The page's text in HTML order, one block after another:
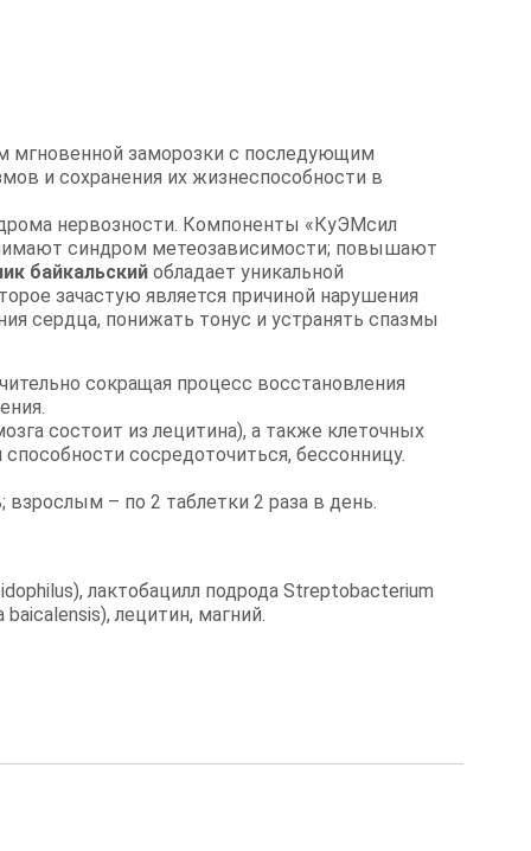
мгновенной заморозки с последующим
и сохранения их жизнеспособности в
нервозности. Компоненты «КуЭМсил
синдром метеозависимости; повышают
байкальский обладает уникальной
зачастую является причиной нарушения
сердца, понижать тонус и устранять спазмы
сокращая процесс восстановления
состоит из лецитина), а также клеточных
сосредоточиться, бессонницу.
взрослым – по 2 таблетки 2 раза в день.
лактобацилл подрода Streptobacterium
лецитин, магний.